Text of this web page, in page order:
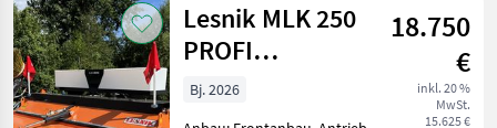
Lesnik MLK 250
PROFI
Kehrmaschine
18.750
€
inkl. 20 %
MwSt.
15.625 €
Bj. 2026